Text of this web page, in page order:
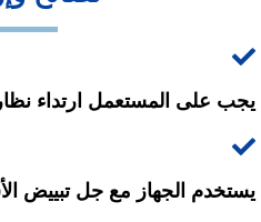
يجب على المستعمل ارتداء
يستخدم الجهاز مع جل تبييض